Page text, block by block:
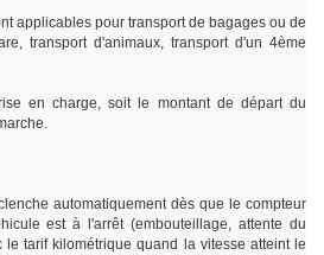
applicables pour transport de bagages ou de
transport d'animaux, transport d'un 4ème
en charge, soit le montant de départ du
automatiquement dès que le compteur
est à l'arrêt (embouteillage, attente du
tarif kilométrique quand la vitesse atteint le